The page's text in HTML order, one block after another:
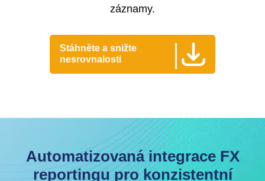
záznamy.
Stáhněte a snižte
nesrovnalosti
Automatizovaná integrace FX
reportingu pro konzistentní